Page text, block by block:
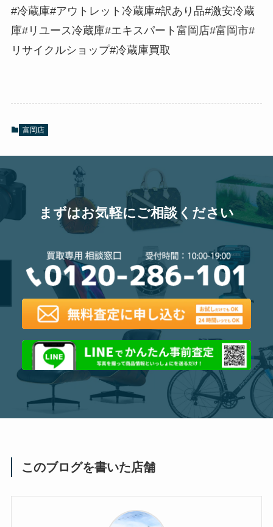
#冷蔵庫#アウトレット冷蔵庫#訳あり品#激安冷蔵
庫#リユース冷蔵庫#エキスパート富岡店#富岡市#
リサイクルショップ#冷蔵庫買取
富岡店
まずはお気軽にご相談ください
このブログを書いた店舗